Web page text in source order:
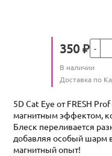
Цена
350 ₽Кол-во
Количество
В наличии
Условия
Доставка по
5D Cat Eye от FRESH
магнитным эффектом,
Блеск переливается
добавляя особый шарм
магнитный опыт!